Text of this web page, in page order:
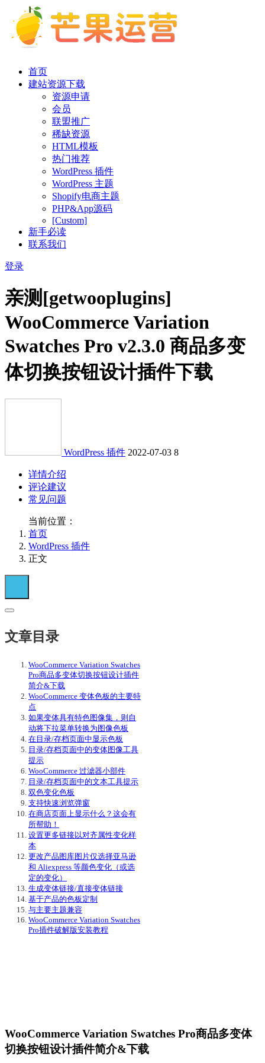
首页
建站资源下载
资源申请
会员
联盟推广
稀缺资源
HTML模板
热门推荐
WordPress 插件
WordPress 主题
Shopify电商主题
PHP&App源码
[Custom]
新手必读
联系我们
登录
亲测 [getwooplugins]
WooCommerce Variation
Swatches Pro v2.3.0 商品多变
体切换按钮设计插件下载
WordPress 插件 2022-07-03 8
详情介绍
评论建议
常见问题
当前位置：
首页
WordPress 插件
正文
文章目录
WooCommerce Variation Swatches
Pro商品多变体切换按钮设计插件
简介&下载
WooCommerce 变体色板的主要特
点
如果变体具有特色图像集，则自
动将下拉菜单转换为图像色板
在目录/存档页面中显示色板
目录/存档页面中的变体图像工具
提示
WooCommerce 过滤器小部件
目录/存档页面中的文本工具提示
双色变化色板
支持快速浏览弹窗
在商店页面上显示什么？这会有
所帮助！
设置更多链接以对齐属性变化样
本
更改产品图库图片仅选择亚马逊
和 Aliexpress 等颜色变化（或选
定的变化）
生成变体链接/直接变体链接
基于产品的色板定制
与主要主题兼容
WooCommerce Variation Swatches
Pro插件破解版安装教程
WooCommerce Variation Swatches Pro商品多变体
切换按钮设计插件简介&下载